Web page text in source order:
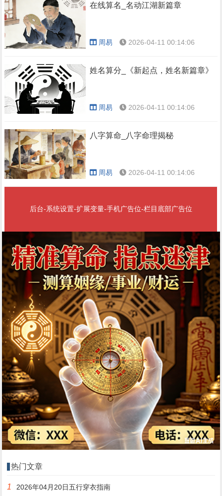
在线算名_名动江湖新篇章
周易 2026-04-11 00:14:06
姓名算分_《新起点，姓名新篇章》
周易 2026-04-11 00:14:06
八字算命_八字命理揭秘
周易 2026-04-11 00:14:06
后台-系统设置-扩展变量-手机广告位-栏目底部广告位
热门文章
1 2026年04月20日五行穿衣指南